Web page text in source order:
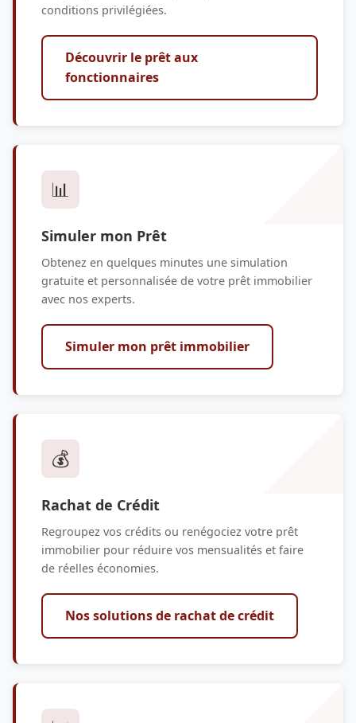
conditions privilégiées.
Découvrir le prêt aux
fonctionnaires
📊
Simuler mon Prêt
Obtenez en quelques minutes une simulation
gratuite et personnalisée de votre prêt immobilier
avec nos experts.
Simuler mon prêt immobilier
💰
Rachat de Crédit
Regroupez vos crédits ou renégociez votre prêt
immobilier pour réduire vos mensualités et faire
de réelles économies.
Nos solutions de rachat de crédit